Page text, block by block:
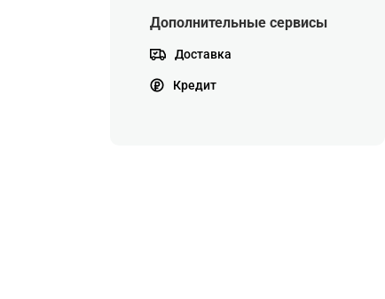
Дополнительные сервисы
Доставка
Кредит